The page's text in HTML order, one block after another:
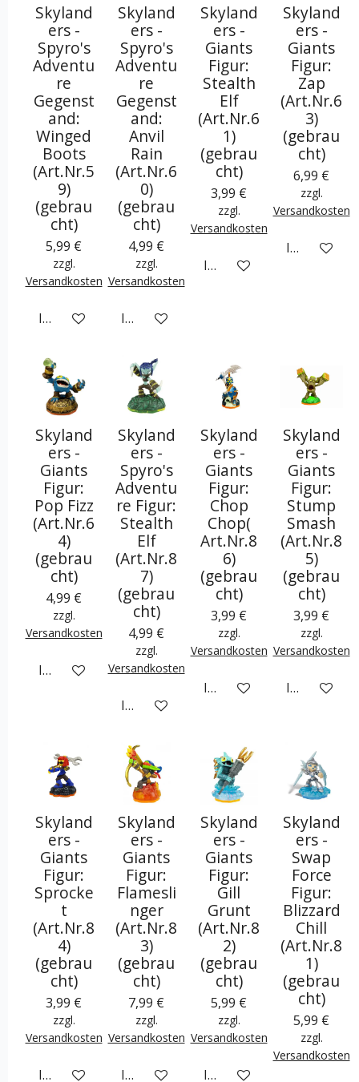
Skyland
ers -
Spyro's
Adventu
re
Gegenst
and:
Winged
Boots
(Art.Nr.5
9)
(gebrau
cht)
5,99 €
zzgl.
Versandkosten
In den Warenkorb
Skyland
ers -
Spyro's
Adventu
re
Gegenst
and:
Anvil
Rain
(Art.Nr.6
0)
(gebrau
cht)
4,99 €
zzgl.
Versandkosten
In den Warenkorb
Skyland
ers -
Giants
Figur:
Stealth
Elf
(Art.Nr.6
1)
(gebrau
cht)
3,99 €
zzgl.
Versandkosten
In den Warenkorb
Skyland
ers -
Giants
Figur:
Zap
(Art.Nr.6
3)
(gebrau
cht)
6,99 €
zzgl.
Versandkosten
In den
Skyland
ers -
Giants
Figur:
Pop Fizz
(Art.Nr.6
4)
(gebrau
cht)
4,99 €
zzgl.
Versandkosten
In den Warenkorb
Skyland
ers -
Spyro's
Adventu
re Figur:
Stealth
Elf
(Art.Nr.8
7)
(gebrau
cht)
4,99 €
zzgl.
Versandkosten
In den Warenkorb
Skyland
ers -
Giants
Figur:
Chop
Chop(
Art.Nr.8
6)
(gebrau
cht)
3,99 €
zzgl.
Versandkosten
In den Warenkorb
Skyland
ers -
Giants
Figur:
Stump
Smash
(Art.Nr.8
5)
(gebrau
cht)
3,99 €
zzgl.
Versandkosten
In den
Skyland
ers -
Giants
Figur:
Sprocke
t
(Art.Nr.8
4)
(gebrau
cht)
3,99 €
zzgl.
Versandkosten
In den Warenkorb
Skyland
ers -
Giants
Figur:
Flamesli
nger
(Art.Nr.8
3)
(gebrau
cht)
7,99 €
zzgl.
Versandkosten
In den Warenkorb
Skyland
ers -
Giants
Figur:
Gill
Grunt
(Art.Nr.8
2)
(gebrau
cht)
5,99 €
zzgl.
Versandkosten
In den Warenkorb
Skyland
ers -
Swap
Force
Figur:
Blizzard
Chill
(Art.Nr.8
1)
(gebrau
cht)
5,99 €
zzgl.
Versandkosten